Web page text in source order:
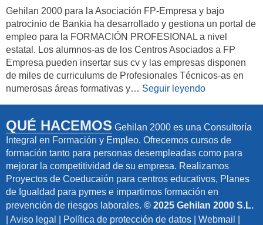
Gehilan 2000 para la Asociación FP-Empresa y bajo
patrocinio de Bankia ha desarrollado y gestiona un portal de
empleo para la FORMACIÓN PROFESIONAL a nivel
estatal. Los alumnos-as de los Centros Asociados a FP
Empresa pueden insertar sus cv y las empresas disponen
de miles de curriculums de Profesionales Técnicos-as en
numerosas áreas formativas y… Seguir leyendo
QUÉ HACEMOS Gehilan 2000 es una Consultoría
Integral en Formación y Empleo. Ofrecemos cursos de
formación tanto para personas desempleadas como para
mejorar la competitividad de su empresa. Realizamos
Proyectos de Coeducaión para centros educativos, Planes
de Igualdad para pymes e impartimos formación en
prevención de riesgos laborales. © 2025 Gehilan 2000 S.L.
Aviso legal Política de protección de datos Webmail